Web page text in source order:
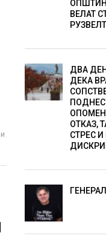
ВЕЛАТ
ДВА
ДЕКА
ОТКАЗ,
СТРЕС